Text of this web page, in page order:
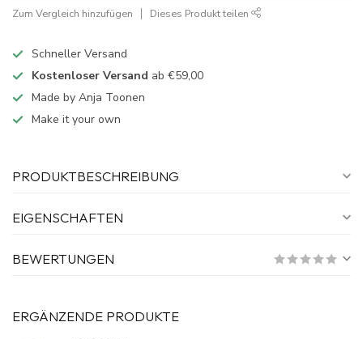
Zum Vergleich hinzufügen Dieses Produkt teilen
Schneller Versand
Kostenloser Versand ab €59,00
Made by Anja Toonen
Make it your own
PRODUKTBESCHREIBUNG
EIGENSCHAFTEN
BEWERTUNGEN
ERGÄNZENDE PRODUKTE